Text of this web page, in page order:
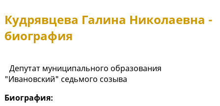
Кудрявцева Галина Николаевна -
биография
Депутат муниципального образования
"Ивановский" седьмого созыва
Биография: